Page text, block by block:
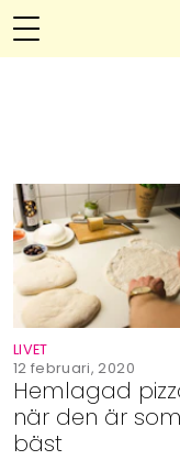
Relationer
Handarbete
Video
Bloggar
Anna María
Hem
Om Anna María
Kategorier
Hemlagad
när den är som
bäst
LIVET
12 februari, 2020